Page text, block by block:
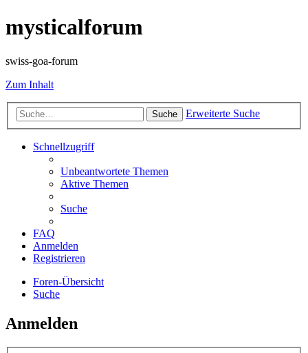
mysticalforum
swiss-goa-forum
Zum Inhalt
Suche Erweiterte Suche
Schnellzugriff
Unbeantwortete Themen
Aktive Themen
Suche
FAQ
Anmelden
Registrieren
Foren-Übersicht
Suche
Anmelden